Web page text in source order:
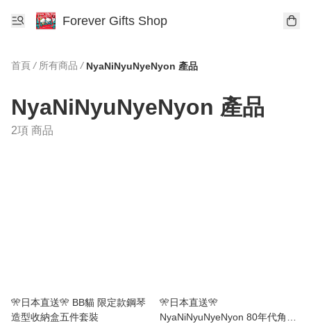
Forever Gifts Shop
首頁 / 所有商品 / NyaNiNyuNyeNyon 產品
NyaNiNyuNyeNyon 產品
2項 商品
🎌日本直送🎌 BB貓 限定款鋼琴
造型收納盒五件套裝
🎌日本直送🎌
NyaNiNyuNyeNyon 80年代角色